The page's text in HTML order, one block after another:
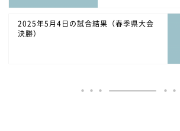
2025年5月4日の試合結果（春季県大会
決勝）